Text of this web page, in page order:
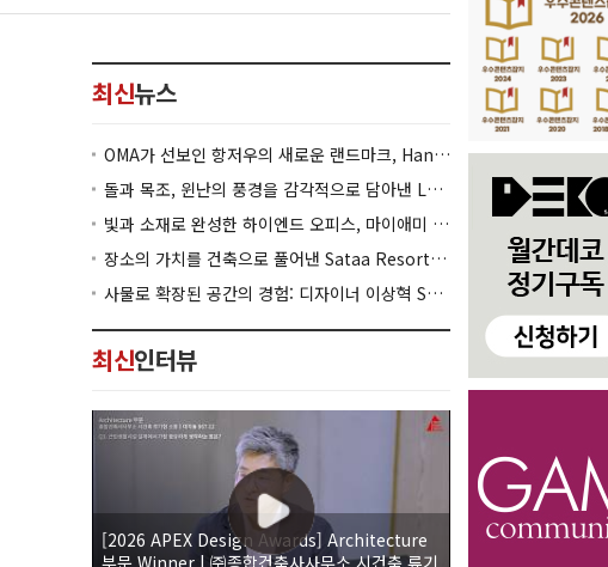
최신뉴스
OMA가 선보인 항저우의 새로운 랜드마크, Hangzhou Prism
돌과 목조, 윈난의 풍경을 감각적으로 담아낸 Lan Bistro Yunnan Restaurant
빛과 소재로 완성한 하이엔드 오피스, 마이애미 830 Brickell
장소의 가치를 건축으로 풀어낸 Sataa Resort Nan
사물로 확장된 공간의 경험: 디자이너 이상혁 SANGHYEOK LEE
최신인터뷰
[2026 APEX Design Awards] Architecture
부문 Winner | ㈜종합건축사사무소 시건축 류기